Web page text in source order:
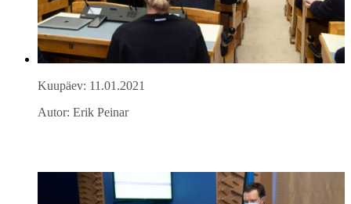
Kuupäev: 11.01.2021
Autor: Erik Peinar